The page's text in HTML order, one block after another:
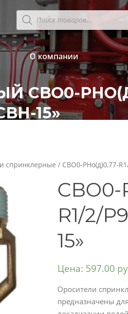
Поиск
товаров
О компании
CBO0-
15»
спринклерные / CBO0-PНо(д)0,77-
R1/2/
15»
Цена: 597.00
Оросители
предназначены